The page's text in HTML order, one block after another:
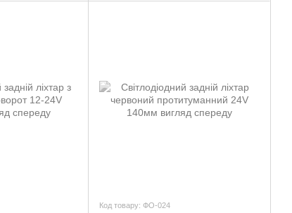
Код товару: ФО-024